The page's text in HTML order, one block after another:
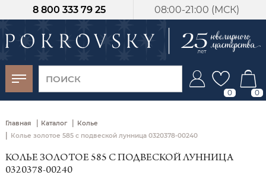
08:00-21:00 (МСК)
8 800 333 79 25
0 0
Главная | Каталог | Колье
| Колье золотое 585 с подвеской лунница 0320378-00240
КОЛЬЕ ЗОЛОТОЕ 585 С ПОДВЕСКОЙ ЛУННИЦА
0320378-00240
-30%
от 15 дней с
момента оплаты